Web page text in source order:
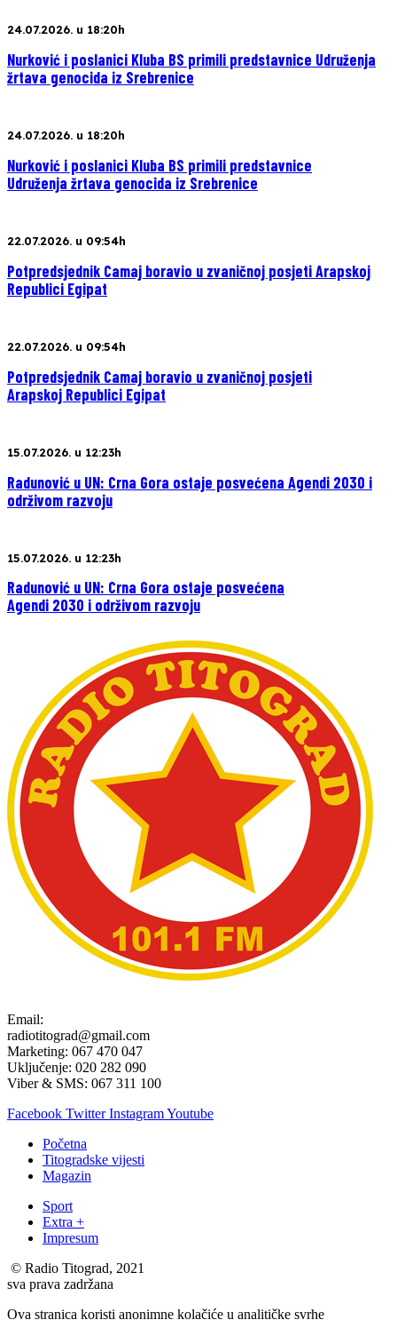
24.07.2026. u 18:20h
Nurković i poslanici Kluba BS primili predstavnice Udruženja
žrtava genocida iz Srebrenice
24.07.2026. u 18:20h
Nurković i poslanici Kluba BS primili predstavnice
Udruženja žrtava genocida iz Srebrenice
22.07.2026. u 09:54h
Potpredsjednik Camaj boravio u zvaničnoj posjeti Arapskoj
Republici Egipat
22.07.2026. u 09:54h
Potpredsjednik Camaj boravio u zvaničnoj posjeti
Arapskoj Republici Egipat
15.07.2026. u 12:23h
Radunović u UN: Crna Gora ostaje posvećena Agendi 2030 i
održivom razvoju
15.07.2026. u 12:23h
Radunović u UN: Crna Gora ostaje posvećena
Agendi 2030 i održivom razvoju
Email:
radiotitograd@gmail.com
Marketing: 067 470 047
Uključenje: 020 282 090
Viber & SMS: 067 311 100
Facebook Twitter InstagramYoutube
Početna
Titogradske vijesti
Magazin
Sport
Extra +
Impresum
© Radio Titograd, 2021
sva prava zadržana
Ova stranica koristi anonimne kolačiće u analitičke svrhe